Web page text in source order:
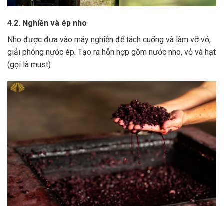
4.2. Nghiền và ép nho
Nho được đưa vào máy nghiền để tách cuống và làm vỡ vỏ,
giải phóng nước ép. Tạo ra hỗn hợp gồm nước nho, vỏ và hạt
(gọi là must).